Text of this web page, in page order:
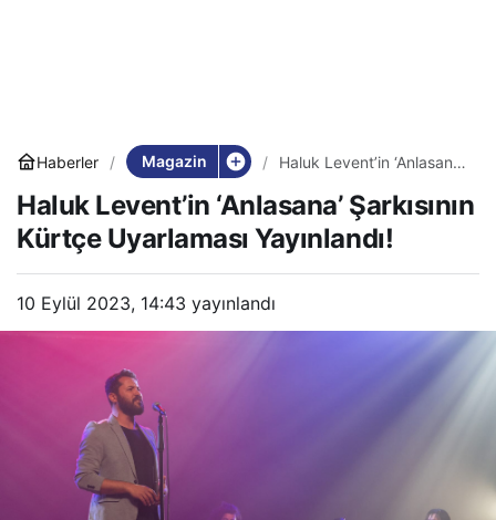
Haberler Magazin
Haluk Levent’in ‘Anlasana’
Uyarlaması Yayınlandı!
Haluk Levent’in ‘Anlasana’ Şarkısının
Kürtçe Uyarlaması Yayınlandı!
10 Eylül 2023, 14:43 yayınlandı